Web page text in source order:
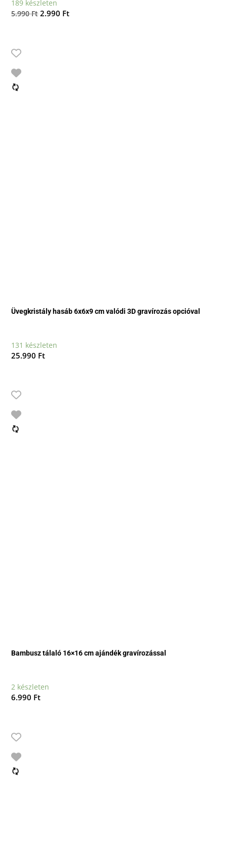
189 készleten
5.990FtOriginal
2.990 FtCurrent
Üvegkristály hasáb 6x6x9 cm valódi 3D gravírozás opcióval
131 készleten
25.990 Ft
Bambusz tálaló 16×16 cm ajándék gravírozással
2 készleten
6.990 Ft